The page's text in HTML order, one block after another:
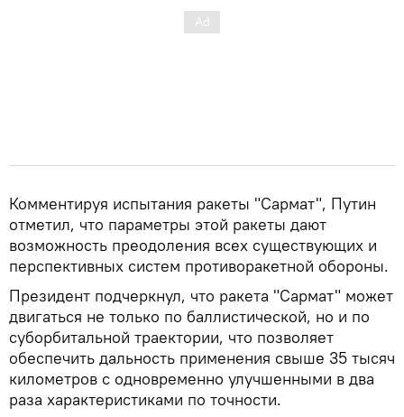
Комментируя испытания ракеты "Сармат", Путин
отметил, что параметры этой ракеты дают
возможность преодоления всех существующих и
перспективных систем противоракетной обороны.
Президент подчеркнул, что ракета "Сармат" может
двигаться не только по баллистической, но и по
суборбитальной траектории, что позволяет
обеспечить дальность применения свыше 35 тысяч
километров с одновременно улучшенными в два
раза характеристиками по точности.